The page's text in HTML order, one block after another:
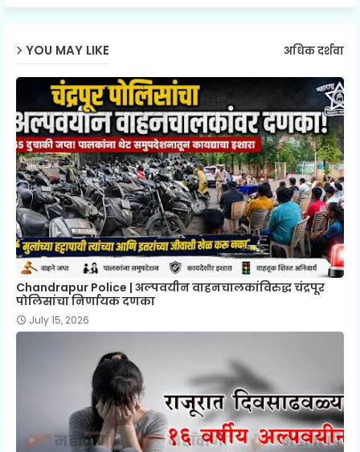
YOU MAY LIKE अधिक दर्शवा
Chandrapur Police | अल्पवयीन वाहनचालकांविरुद्ध चंद्रपूर
पोलिसांचा निर्णायक दणका
July 15, 2026